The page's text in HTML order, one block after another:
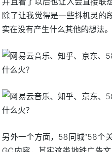
除了让我觉得是一些抖机灵的
实在没有产生什么其他的想法。
另外一个方面，58同城“58个